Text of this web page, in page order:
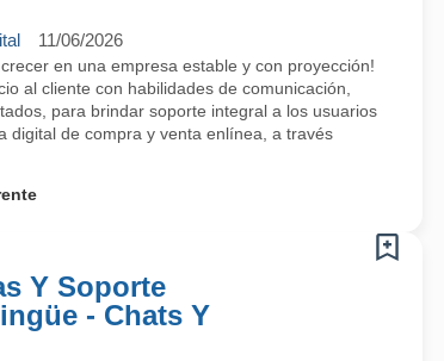
11/06/2026
en una empresa estable y con proyección!
al cliente con habilidades de comunicación,
para brindar soporte integral a los usuarios
digital de compra y venta enlínea, a través
Y Soporte
- Chats Y